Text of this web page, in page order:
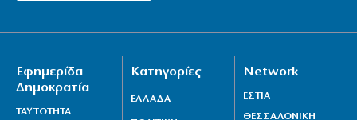
Εφημερίδα
Δημοκρατία
ΤΑΥΤΟΤΗΤΑ
Κατηγορίες
ΕΛΛΑΔΑ
Network
ΕΣΤΙΑ
ΘΕΣΣΑΛΟΝΙΚΗ